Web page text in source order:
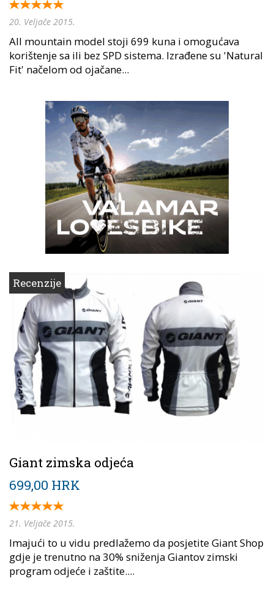
20. Veljače 2015.
All mountain model stoji 699 kuna i omogućava
korištenje sa ili bez SPD sistema. Izrađene su 'Natural
Fit' načelom od ojačane...
Recenzije
Giant zimska odjeća
699,00 HRK
21. Veljače 2015.
Imajući to u vidu predlažemo da posjetite Giant Shop
gdje je trenutno na 30% sniženja Giantov zimski
program odjeće i zaštite....